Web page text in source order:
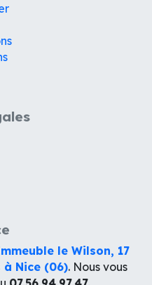
le Wilson, 17
à Nice (06). Nous vous